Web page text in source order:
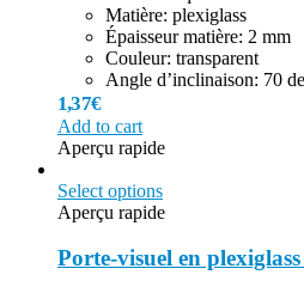
Matière: plexiglass
Épaisseur matière: 2 mm
Couleur: transparent
Angle d’inclinaison: 70
1,37€
Add to cart
Aperçu rapide
Select options
Aperçu rapide
Porte-visuel en